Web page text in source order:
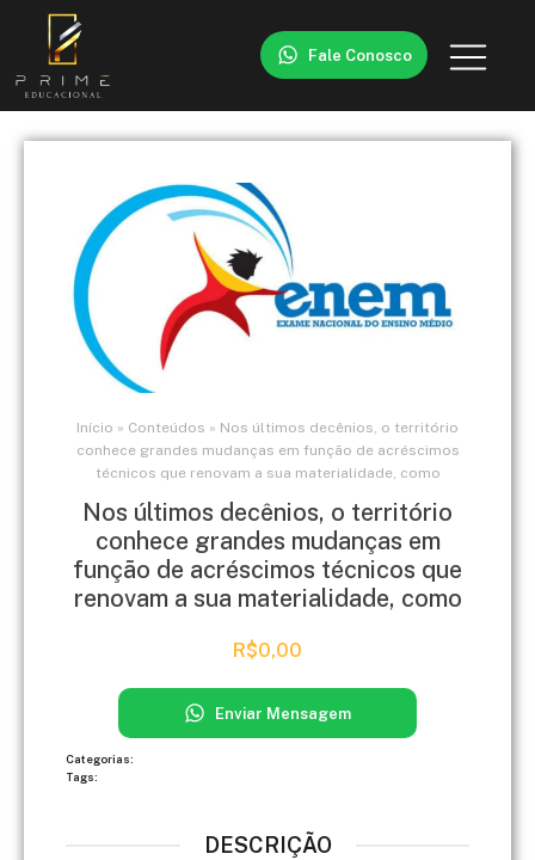
Fale Conosco
Início » Conteúdos » Nos últimos decênios, o território
conhece grandes mudanças em função de acréscimos
técnicos que renovam a sua materialidade, como
Nos últimos decênios, o território
conhece grandes mudanças em
função de acréscimos técnicos que
renovam a sua materialidade, como
R$0,00
Enviar Mensagem
Categorias:
Tags:
DESCRIÇÃO